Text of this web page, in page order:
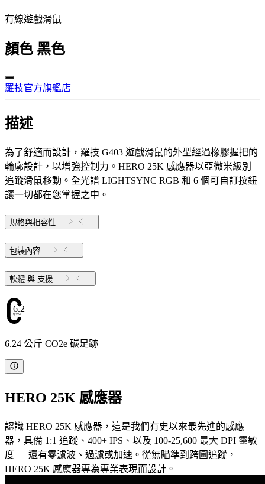
有線遊戲滑鼠
顏色 黑色
羅技官方旗艦店
描述
為了舒適而設計，羅技 G403 遊戲滑鼠的外型經過橡膠握把的
輪廓設計，以增強控制力。HERO 25K 感應器以亞微米級別
追蹤滑鼠移動。全光譜 LIGHTSYNC RGB 和 6 個可自訂按鈕
讓一切都在您掌握之中。
規格與相容性
包裝內容
軟體 與 支援
6.24
6.24 公斤 CO2e 碳足跡
HERO 25K 感應器
認識 HERO 25K 感應器，這是我們有史以來最先進的感應
器，具備 1:1 追蹤、400+ IPS、以及 100-25,600 最大 DPI 靈敏
度 — 還有零濾波、過濾或加速。從無瞄準到跨圖追蹤，
HERO 25K 感應器專為專業表現而設計。